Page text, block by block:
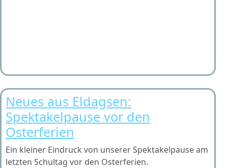
Neues aus Eldagsen:
Spektakelpause vor den
Osterferien
Ein kleiner Eindruck von unserer Spektakelpause am
letzten Schultag vor den Osterferien.